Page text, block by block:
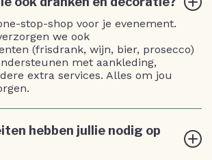
stop-shop voor je evenement.
we ook
(frisdrank, wijn, bier, prosecco)
met aankleding,
extra services. Alles om jou
hebben jullie nodig op